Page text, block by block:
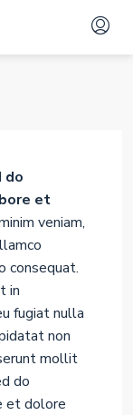
do
et
veniam,
consequat.
in
fugiat nulla
non
mollit
do
et dolore